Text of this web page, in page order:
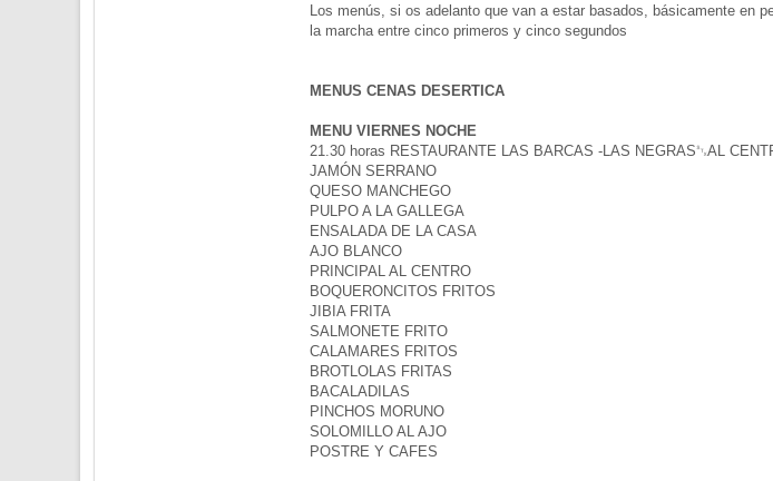
Los menús, si os adelanto que van a estar basados, básicamente en
la marcha entre cinco primeros y cinco segundos
MENUS CENAS DESERTICA
MENU VIERNES NOCHE
21.30 horas RESTAURANTE LAS BARCAS -LAS NEGRAS␂AL
JAMÓN SERRANO
QUESO MANCHEGO
PULPO A LA GALLEGA
ENSALADA DE LA CASA
AJO BLANCO
PRINCIPAL AL CENTRO
BOQUERONCITOS FRITOS
JIBIA FRITA
SALMONETE FRITO
CALAMARES FRITOS
BROTLOLAS FRITAS
BACALADILAS
PINCHOS MORUNO
SOLOMILLO AL AJO
POSTRE Y CAFES